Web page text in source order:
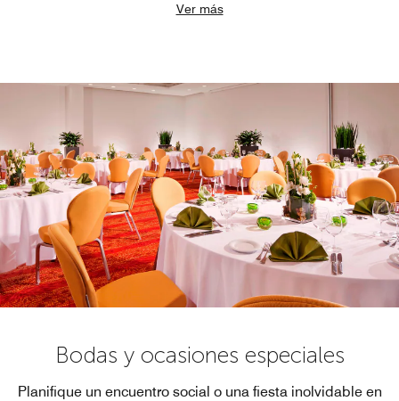
Ver más
Bodas y ocasiones especiales
Planifique un encuentro social o una fiesta inolvidable en